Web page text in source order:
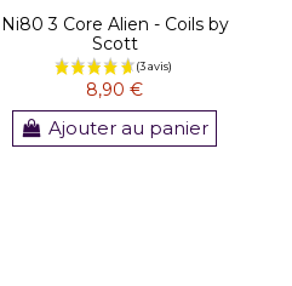
Ni80 3 Core Alien - Coils by
Scott
8,90 €
Ajouter au panier